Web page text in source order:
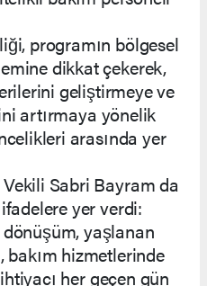
programın bölgesel
dikkat çekerek,
geliştirmeye ve
artırmaya yönelik
arasında yer
Sabri Bayram da
yer verdi:
yaşlanan
bakım hizmetlerinde
her geçen gün